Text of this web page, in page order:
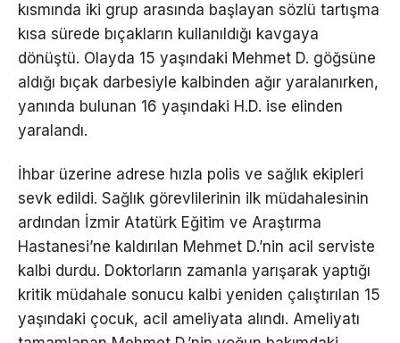
kısmında iki grup arasında başlayan sözlü tartışma
kısa sürede bıçakların kullanıldığı kavgaya
dönüştü. Olayda 15 yaşındaki Mehmet D. göğsüne
aldığı bıçak darbesiyle kalbinden ağır yaralanırken,
yanında bulunan 16 yaşındaki H.D. ise elinden
yaralandı.
İhbar üzerine adrese hızla polis ve sağlık ekipleri
sevk edildi. Sağlık görevlilerinin ilk müdahalesinin
ardından İzmir Atatürk Eğitim ve Araştırma
Hastanesi’ne kaldırılan Mehmet D.’nin acil serviste
kalbi durdu. Doktorların zamanla yarışarak yaptığı
kritik müdahale sonucu kalbi yeniden çalıştırılan 15
yaşındaki çocuk, acil ameliyata alındı. Ameliyatı